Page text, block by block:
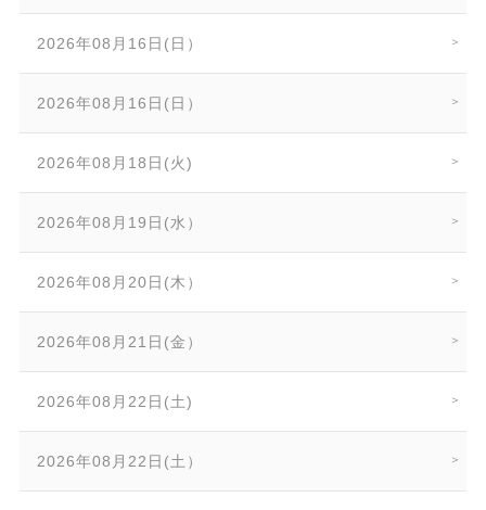
2026年08月16日(日）
2026年08月16日(日）
2026年08月18日(火)
2026年08月19日(水）
2026年08月20日(木）
2026年08月21日(金）
2026年08月22日(土)
2026年08月22日(土）